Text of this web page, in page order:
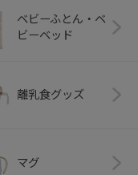
ベビーふとん・ベ
ビーベッド
離乳食グッズ
マグ